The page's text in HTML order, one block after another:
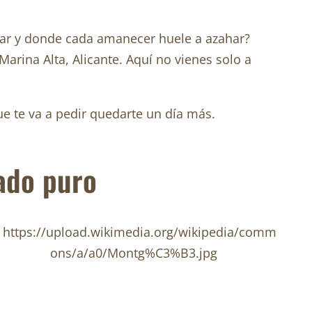
y donde cada amanecer huele a azahar?
Alta, Alicante. Aquí no vienes solo a
te va a pedir quedarte un día más.
puro